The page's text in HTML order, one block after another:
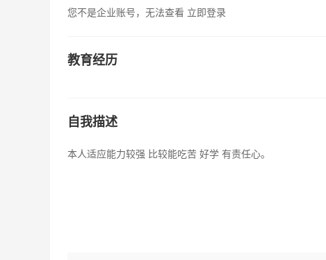
您不是企业账号，无法查看 立即登录
教育经历
自我描述
本人适应能力较强 比较能吃苦 好学 有责任心。